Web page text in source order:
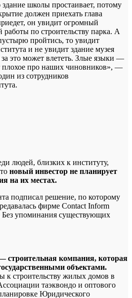
здание школы простаивает, потому
должен приехать глава
он увидит огромный
по строительству парка. А
пройтись, то увидит
и не увидит здание музея
это может влететь. Злые языки —
плохое про наших чиновников», —
из сотрудников
людей, близких к институту,
новый инвестор не планирует
на их местах.
подписал решение, по которому
фирме Contact Inform
Без упоминания существующих
строительная компания, которая
объектами.
к строительству жилых домов в
таэквондо и оптового
Юридического